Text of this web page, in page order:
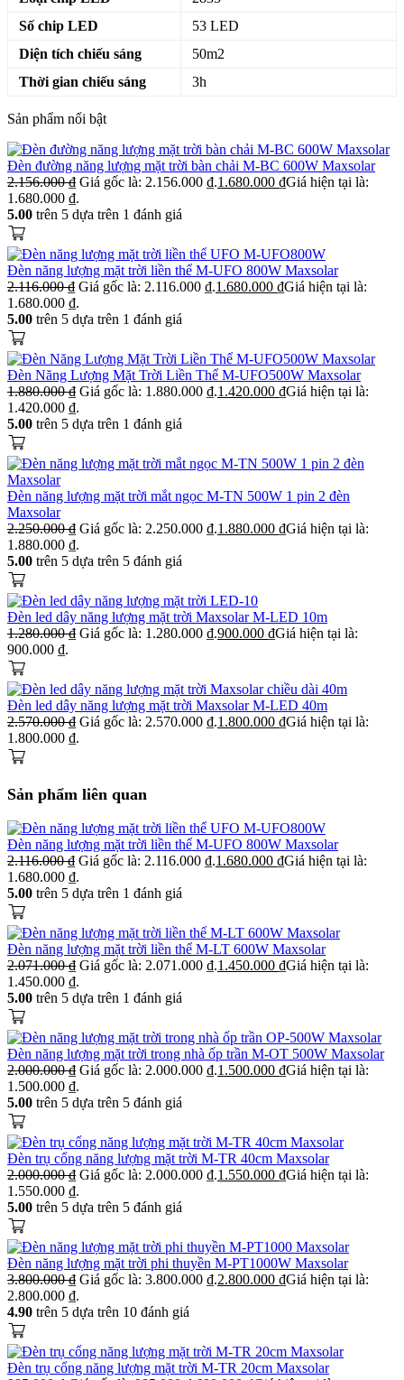
Số chip LED
53 LED
Diện tích chiếu sáng
50m2
Thời gian chiếu sáng
3h
Sản phẩm nổi bật
Đèn đường năng lượng mặt trời bàn chải M-BC 600W Maxsolar
2.156.000₫ Giá gốc là: 2.156.000 ₫.1.680.000 ₫Giá hiện tại là:
1.680.000 ₫.
5.00 trên 5 dựa trên 1 đánh giá
Đèn năng lượng mặt trời liền thể M-UFO 800W Maxsolar
2.116.000₫ Giá gốc là: 2.116.000 ₫.1.680.000 ₫Giá hiện tại là:
1.680.000 ₫.
5.00 trên 5 dựa trên 1 đánh giá
Đèn Năng Lượng Mặt Trời Liền Thể M-UFO500W Maxsolar
1.880.000₫ Giá gốc là: 1.880.000 ₫.1.420.000 ₫Giá hiện tại là:
1.420.000 ₫.
5.00 trên 5 dựa trên 1 đánh giá
Đèn năng lượng mặt trời mắt ngọc M-TN 500W 1 pin 2 đèn
Maxsolar
2.250.000₫ Giá gốc là: 2.250.000 ₫.1.880.000 ₫Giá hiện tại là:
1.880.000 ₫.
5.00 trên 5 dựa trên 5 đánh giá
Đèn led dây năng lượng mặt trời Maxsolar M-LED 10m
1.280.000₫ Giá gốc là: 1.280.000 ₫.900.000 ₫Giá hiện tại là:
900.000 ₫.
Đèn led dây năng lượng mặt trời Maxsolar M-LED 40m
2.570.000₫ Giá gốc là: 2.570.000 ₫.1.800.000 ₫Giá hiện tại là:
1.800.000 ₫.
Sản phẩm liên quan
Đèn năng lượng mặt trời liền thể M-UFO 800W Maxsolar
2.116.000₫ Giá gốc là: 2.116.000 ₫.1.680.000 ₫Giá hiện tại là:
1.680.000 ₫.
5.00 trên 5 dựa trên 1 đánh giá
Đèn năng lượng mặt trời liền thể M-LT 600W Maxsolar
2.071.000₫ Giá gốc là: 2.071.000 ₫.1.450.000 ₫Giá hiện tại là:
1.450.000 ₫.
5.00 trên 5 dựa trên 1 đánh giá
Đèn năng lượng mặt trời trong nhà ốp trần M-OT 500W Maxsolar
2.000.000₫ Giá gốc là: 2.000.000 ₫.1.500.000 ₫Giá hiện tại là:
1.500.000 ₫.
5.00 trên 5 dựa trên 5 đánh giá
Đèn trụ cổng năng lượng mặt trời M-TR 40cm Maxsolar
2.000.000₫ Giá gốc là: 2.000.000 ₫.1.550.000 ₫Giá hiện tại là:
1.550.000 ₫.
5.00 trên 5 dựa trên 5 đánh giá
Đèn năng lượng mặt trời phi thuyền M-PT1000W Maxsolar
3.800.000₫ Giá gốc là: 3.800.000 ₫.2.800.000 ₫Giá hiện tại là:
2.800.000 ₫.
4.90 trên 5 dựa trên 10 đánh giá
Đèn trụ cổng năng lượng mặt trời M-TR 20cm Maxsolar